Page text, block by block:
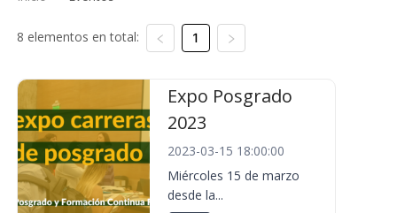
8 elementos en total: 1
Expo Posgrado
2023
2023-03-15 18:00:00
Miércoles 15 de marzo
desde la...